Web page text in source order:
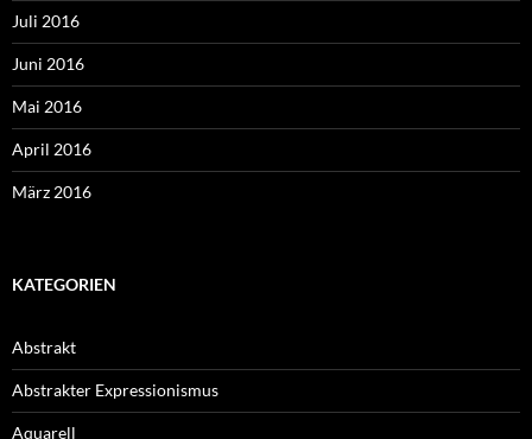
Juli 2016
Juni 2016
Mai 2016
April 2016
März 2016
KATEGORIEN
Abstrakt
Abstrakter Expressionismus
Aquarell